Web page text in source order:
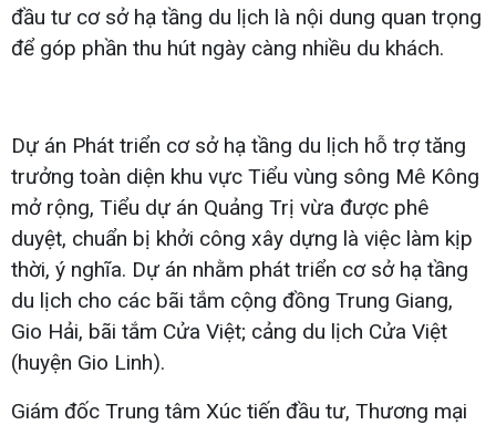
đầu tư cơ sở hạ tầng du lịch là nội dung quan trọng
để góp phần thu hút ngày càng nhiều du khách.
Dự án Phát triển cơ sở hạ tầng du lịch hỗ trợ tăng
trưởng toàn diện khu vực Tiểu vùng sông Mê Kông
mở rộng, Tiểu dự án Quảng Trị vừa được phê
duyệt, chuẩn bị khởi công xây dựng là việc làm kịp
thời, ý nghĩa. Dự án nhằm phát triển cơ sở hạ tầng
du lịch cho các bãi tắm cộng đồng Trung Giang,
Gio Hải, bãi tắm Cửa Việt; cảng du lịch Cửa Việt
(huyện Gio Linh).
Giám đốc Trung tâm Xúc tiến đầu tư, Thương mại